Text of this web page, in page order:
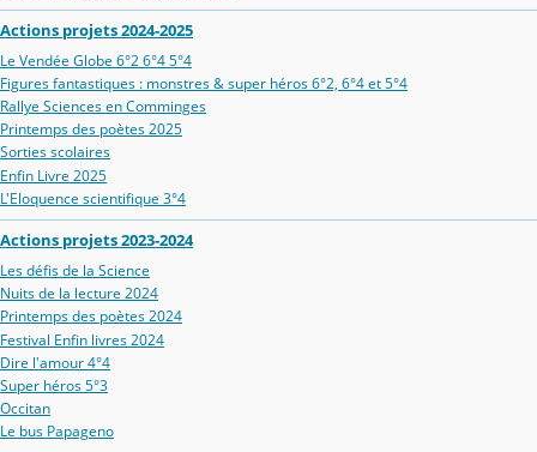
Actions projets 2024-2025
Le Vendée Globe 6°2 6°4 5°4
Figures fantastiques : monstres & super héros 6°2, 6°4 et 5°4
Rallye Sciences en Comminges
Printemps des poètes 2025
Sorties scolaires
Enfin Livre 2025
L'Eloquence scientifique 3°4
Actions projets 2023-2024
Les défis de la Science
Nuits de la lecture 2024
Printemps des poètes 2024
Festival Enfin livres 2024
Dire l'amour 4°4
Super héros 5°3
Occitan
Le bus Papageno